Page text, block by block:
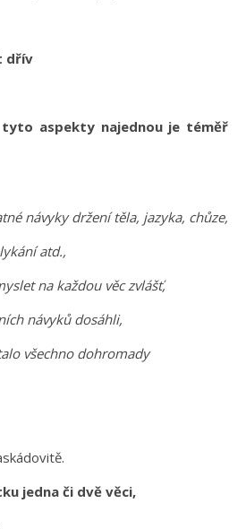
dřív
aspekty najednou je téměř
návyky držení těla, jazyka, chůze,
atd.,
na každou věc zvlášť,
návyků dosáhli,
všechno dohromady
jedna či dvě věci,